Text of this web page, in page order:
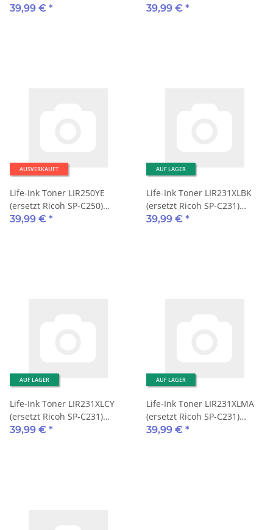
1.600 Seiten cyan
39,99 € *
1.600 Seiten magenta
39,99 € *
AUSVERKAUFT
Life-Ink Toner LIR250YE
(ersetzt Ricoh SP-C250)
1.600 Seiten gelb
39,99 € *
AUF LAGER
Life-Ink Toner LIR231XLBK
(ersetzt Ricoh SP-C231)
6.500 Seiten schwarz
39,99 € *
AUF LAGER
Life-Ink Toner LIR231XLCY
(ersetzt Ricoh SP-C231)
6.000 Seiten cyan
39,99 € *
AUF LAGER
Life-Ink Toner LIR231XLMA
(ersetzt Ricoh SP-C231)
6.000 Seiten magenta
39,99 € *